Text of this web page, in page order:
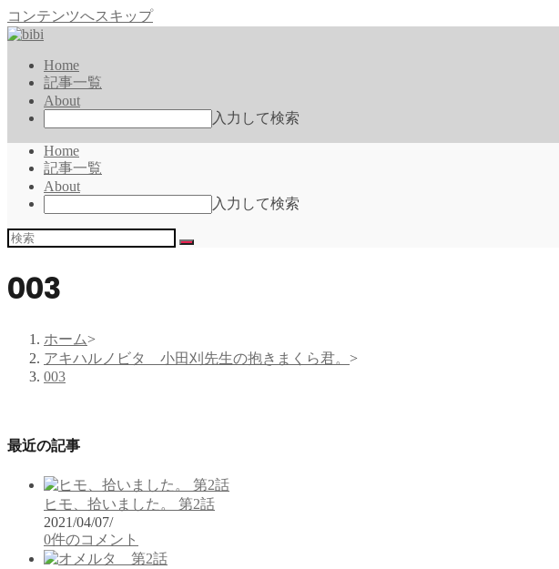
コンテンツへスキップ
Home
記事一覧
About
入力して検索
Home
記事一覧
About
入力して検索
003
ホーム>
アキハルノビタ 小田刈先生の抱きまくら君。 >
003
最近の記事
ヒモ、拾いました。 第2話
2021/04/07/
0件のコメント